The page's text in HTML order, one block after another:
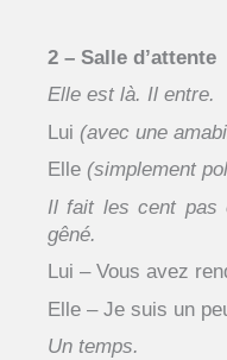
2 – Salle d’attente
Elle est là. Il entre.
Lui (avec une
Elle (simplement
Il fait les cent pas
gêné.
Lui – Vous avez
Elle – Je suis un
Un temps.